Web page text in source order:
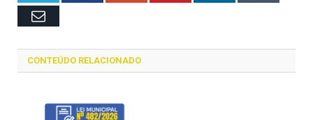
Email
CONTEÚDO RELACIONADO